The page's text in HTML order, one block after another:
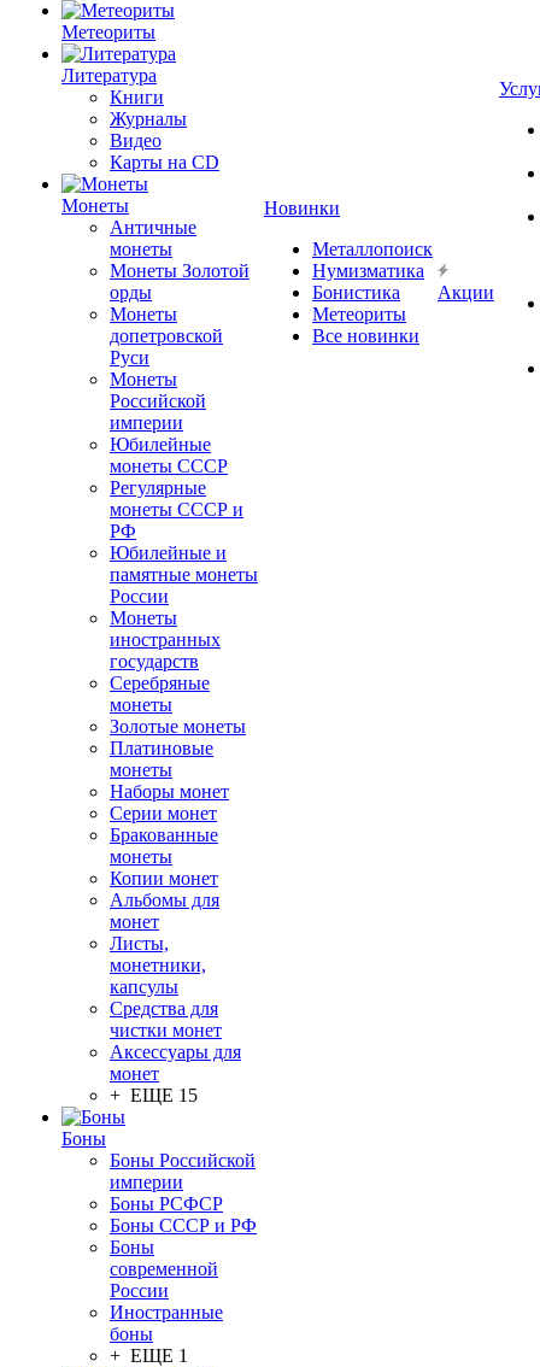
Метеориты
Литература
Книги
Журналы
Видео
Карты на CD
Монеты
Античные
монеты
Монеты Золотой
орды
Монеты
допетровской
Руси
Монеты
Российской
империи
Юбилейные
монеты СССР
Регулярные
монеты СССР и
РФ
Юбилейные и
памятные монеты
России
Монеты
иностранных
государств
Серебряные
монеты
Золотые монеты
Платиновые
монеты
Наборы монет
Серии монет
Бракованные
монеты
Копии монет
Альбомы для
монет
Листы,
монетники,
капсулы
Средства для
чистки монет
Аксессуары для
монет
+ ЕЩЕ 15
Боны
Боны Российской
империи
Боны РСФСР
Боны СССР и РФ
Боны
современной
России
Иностранные
боны
+ ЕЩЕ 1
Новинки
Металлопоиск
Нумизматика
Бонистика
Метеориты
Все новинки
Акции